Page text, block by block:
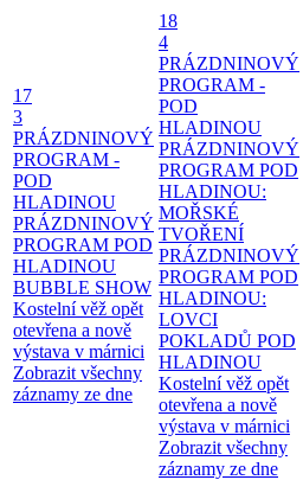
17
3
PRÁZDNINOVÝ
PROGRAM -
POD
HLADINOU
PRÁZDNINOVÝ
PROGRAM POD
HLADINOU
BUBBLE SHOW
Kostelní věž opět
otevřena a nově
výstava v márnici
Zobrazit všechny
záznamy ze dne
18
4
PRÁZDNINOVÝ
PROGRAM -
POD
HLADINOU
PRÁZDNINOVÝ
PROGRAM POD
HLADINOU:
MOŘSKÉ
TVOŘENÍ
PRÁZDNINOVÝ
PROGRAM POD
HLADINOU:
LOVCI
POKLADŮ POD
HLADINOU
Kostelní věž opět
otevřena a nově
výstava v márnici
Zobrazit všechny
záznamy ze dne